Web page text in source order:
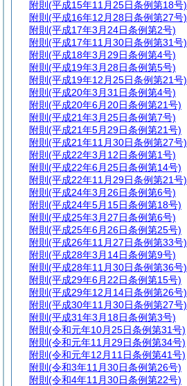
附則 (平成15年11月25日条例第18号)
附則 (平成16年12月28日条例第27号)
附則 (平成17年3月24日条例第2号)
附則 (平成17年11月30日条例第31号)
附則 (平成18年3月29日条例第4号)
附則 (平成19年3月28日条例第5号)
附則 (平成19年12月25日条例第21号)
附則 (平成20年3月31日条例第4号)
附則 (平成20年6月20日条例第21号)
附則 (平成21年3月25日条例第7号)
附則 (平成21年5月29日条例第21号)
附則 (平成21年11月30日条例第27号)
附則 (平成22年3月12日条例第1号)
附則 (平成22年6月25日条例第14号)
附則 (平成22年11月29日条例第21号)
附則 (平成24年3月26日条例第6号)
附則 (平成24年5月15日条例第18号)
附則 (平成25年3月27日条例第6号)
附則 (平成25年6月26日条例第25号)
附則 (平成26年11月27日条例第33号)
附則 (平成28年3月14日条例第9号)
附則 (平成28年11月30日条例第36号)
附則 (平成29年6月22日条例第15号)
附則 (平成29年12月14日条例第26号)
附則 (平成30年11月30日条例第27号)
附則 (平成31年3月18日条例第3号)
附則 (令和元年10月25日条例第31号)
附則 (令和元年11月29日条例第34号)
附則 (令和元年12月11日条例第41号)
附則 (令和3年11月30日条例第26号)
附則 (令和4年11月30日条例第22号)